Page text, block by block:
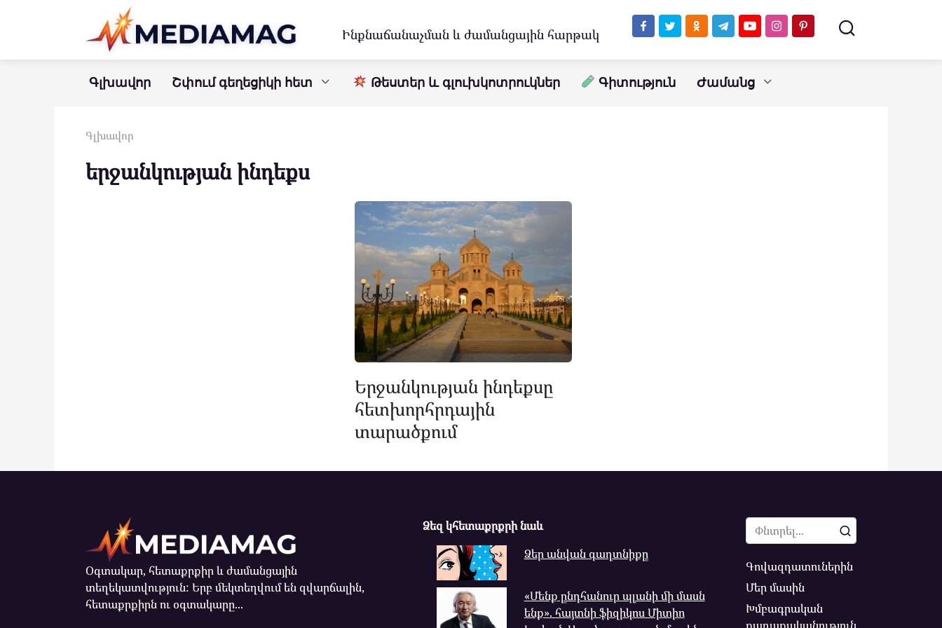
Ինքնաճանաչման և ժամանցային հարթակ
Գլխավոր Շփում գեղեցիկի հետ Թեստեր և գլուխկոտրուկներ Գիտություն Ժամանց
Գլխավոր
երջանկության ինդեքս
Երջանկության ինդեքսը
հետխորհրդային
տարածքում
Օգտակար, հետաքրքիր և ժամանցային
տեղեկատվություն: Երբ մեկտեղվում են զվարճալին,
հետաքրքիրն ու օգտակարը...
Ձեզ կհետաքրքրի նաև
Ձեր անվան գաղտնիքը
«Մենք ընդհանուր պլանի մի մասն
ենք». հայտնի ֆիզիկոս Միտիո
Search
for:
Գովազդատուներին
Մեր մասին
Խմբագրական